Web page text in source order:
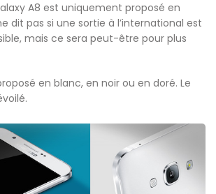
A8 est uniquement proposé en
dit pas si une sortie à l’international est
mais ce sera peut-être pour plus
en blanc, en noir ou en doré. Le